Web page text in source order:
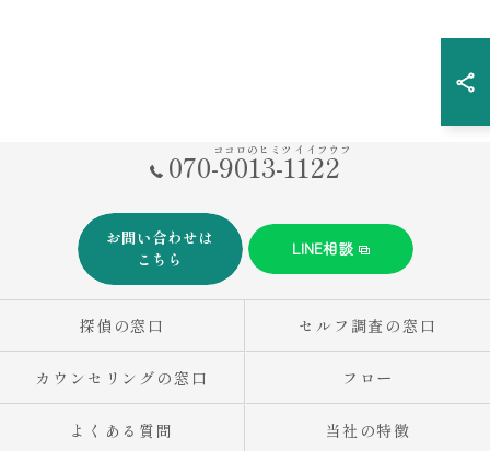
070-9013-1122
ココロのヒミツ イイフウフ
お問い合わせは
こちら
LINE相談
探偵の窓口 セルフ調査の窓口
カウンセリングの窓口 フロー
よくある質問 当社の特徴